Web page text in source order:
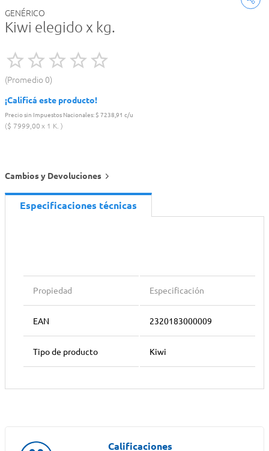
GENÉRICO
Kiwi elegido x kg.
Promedio 0
¡Calificá este producto!
Precio sin Impuestos Nacionales:$ 7238,91 c/u
$ 7999,00 1 K.
Cambios y Devoluciones
Especificaciones técnicas
Propiedad Especificación
EAN 2320183000009
Tipo de producto Kiwi